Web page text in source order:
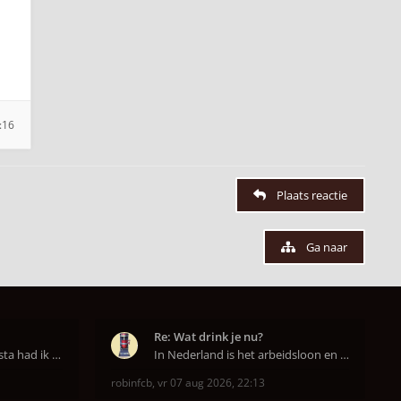
Plaats reactie
Ga naar
Op aanraden van de barista had ik Purple Rain maa
Re: Wat drink je nu?
In Nederland is het arbeidsloon en de winkelhuur o
robinfcb, vr 07 aug 2026, 22:13